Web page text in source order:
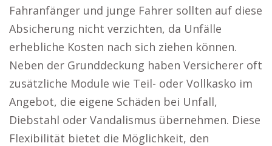
Fahranfänger und junge Fahrer sollten auf diese
Absicherung nicht verzichten, da Unfälle
erhebliche Kosten nach sich ziehen können.
Neben der Grunddeckung haben Versicherer oft
zusätzliche Module wie Teil- oder Vollkasko im
Angebot, die eigene Schäden bei Unfall,
Diebstahl oder Vandalismus übernehmen. Diese
Flexibilität bietet die Möglichkeit, den